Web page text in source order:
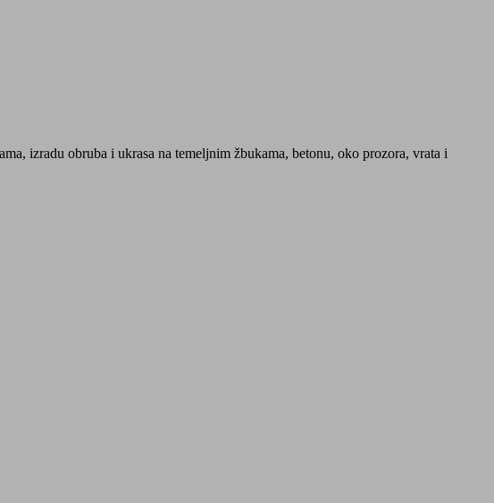
izradu obruba i ukrasa na temeljnim žbukama, betonu, oko prozora, vrata i